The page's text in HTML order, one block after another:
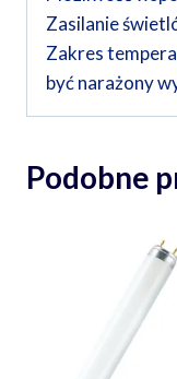
Zasilanie
Zakres
być narażony
Podobne